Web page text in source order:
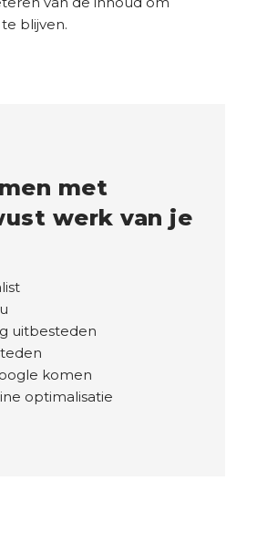
blijven.
met
werk van je
uitbesteden
komen
optimalisatie